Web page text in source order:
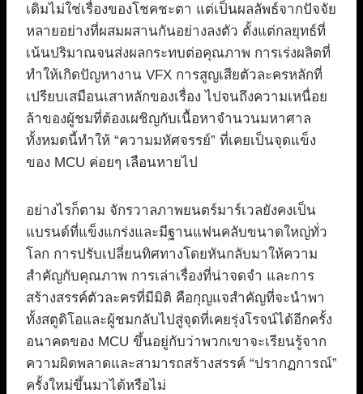
เดิมไม่ใช่เรื่องของโชคชะตา แต่เป็นผลลัพธ์จากปัจจัย
หลายอย่างที่ผสมผสานกันอย่างลงตัว ตั้งแต่กลยุทธ์ที่
เน้นปริมาณจนส่งผลกระทบต่อคุณภาพ การเร่งผลิตที่
ทำให้เกิดปัญหางาน VFX การสูญเสียตัวละครหลักที่
เปรียบเสมือนเสาหลักของเรื่อง ไปจนถึงความเหนื่อย
ล้าของผู้ชมที่ต้องเผชิญกับเนื้อหาจำนวนมหาศาล
ทั้งหมดนี้ทำให้ “ความมหัศจรรย์” ที่เคยเป็นจุดแข็ง
ของ MCU ค่อยๆ เลือนหายไป
อย่างไรก็ตาม จักรวาลภาพยนตร์มาร์เวลยังคงเป็น
แบรนด์ที่แข็งแกร่งและมีฐานแฟนคลับขนาดใหญ่ทั่ว
โลก การปรับเปลี่ยนทิศทางโดยหันกลับมาให้ความ
สำคัญกับคุณภาพ การเล่าเรื่องที่น่าจดจำ และการ
สร้างสรรค์ตัวละครที่มีมิติ คือกุญแจสำคัญที่จะนำพา
ทั้งสตูดิโอและผู้ชมกลับไปสู่จุดที่เคยรุ่งโรจน์ได้อีกครั้ง
อนาคตของ MCU ขึ้นอยู่กับว่าพวกเขาจะเรียนรู้จาก
ความผิดพลาดและสามารถสร้างสรรค์ “ปรากฏการณ์”
ครั้งใหม่ขึ้นมาได้หรือไม่